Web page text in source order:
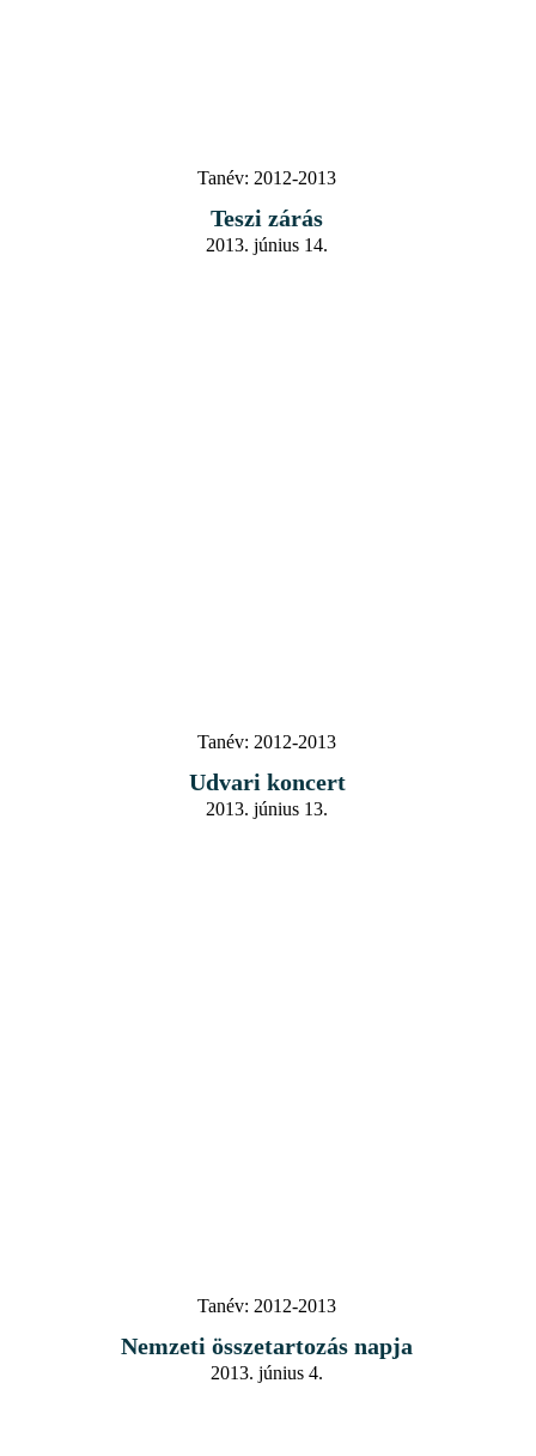
Tanév: 2012-2013
Teszi zárás
2013. június 14.
Tanév: 2012-2013
Udvari koncert
2013. június 13.
Tanév: 2012-2013
Nemzeti összetartozás napja
2013. június 4.